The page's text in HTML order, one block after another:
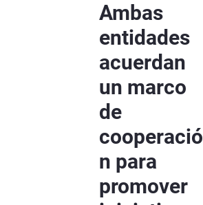
Ambas
entidades
acuerdan
un marco
de
cooperació
n para
promover